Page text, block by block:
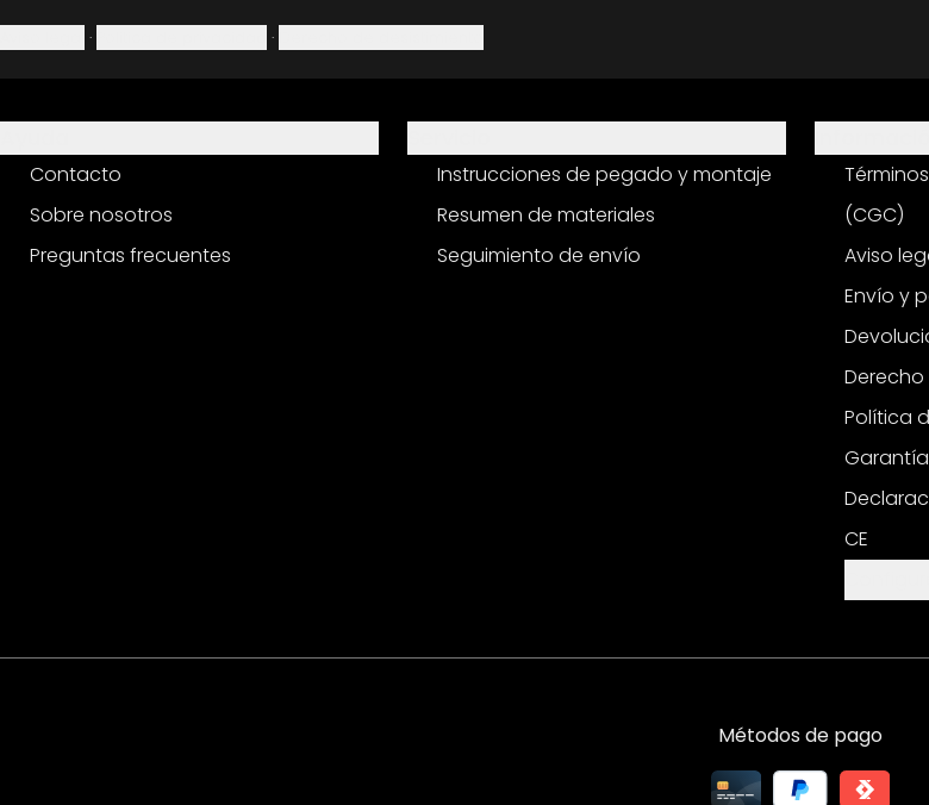
· ·
Contacto
Sobre nosotros
Preguntas frecuentes
Instrucciones de pegado y montaje
Resumen de materiales
Seguimiento de envío
(CGC)
Aviso
Envío y
Política
Garantía
CE
Métodos de pago